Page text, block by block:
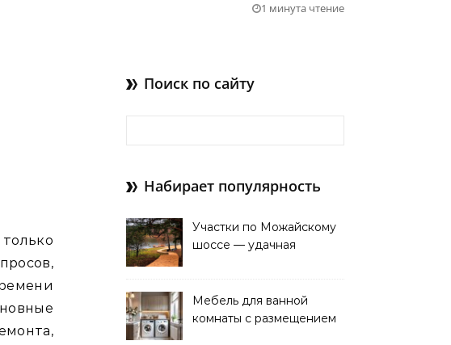
1 минута чтение
Поиск по сайту
Набирает популярность
Участки по Можайскому
шоссе — удачная
Мебель для ванной
комнаты с размещением